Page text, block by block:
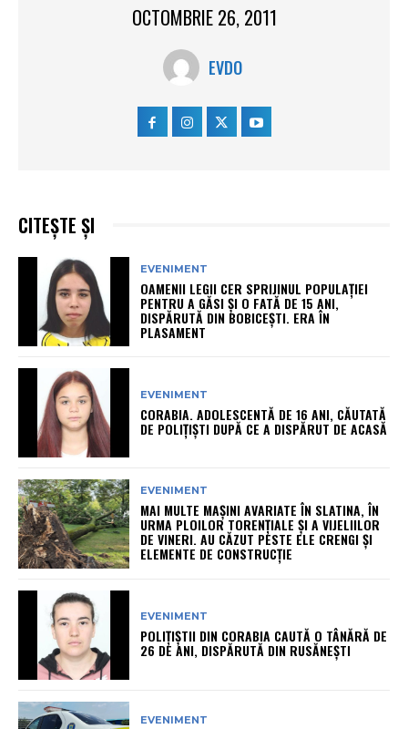
OCTOMBRIE 26, 2011
EVDO
CITEȘTE ȘI
EVENIMENT
OAMENII LEGII CER SPRIJINUL POPULAȚIEI
PENTRU A GĂSI ȘI O FATĂ DE 15 ANI,
DISPĂRUTĂ DIN BOBICEȘTI. ERA ÎN
PLASAMENT
EVENIMENT
CORABIA. ADOLESCENTĂ DE 16 ANI, CĂUTATĂ
DE POLIȚIȘTI DUPĂ CE A DISPĂRUT DE ACASĂ
EVENIMENT
MAI MULTE MAȘINI AVARIATE ÎN SLATINA, ÎN
URMA PLOILOR TORENȚIALE ȘI A VIJELIILOR
DE VINERI. AU CĂZUT PESTE ELE CRENGI ȘI
ELEMENTE DE CONSTRUCȚIE
EVENIMENT
POLIȚIȘTII DIN CORABIA CAUTĂ O TÂNĂRĂ DE
26 DE ANI, DISPĂRUTĂ DIN RUSĂNEȘTI
EVENIMENT